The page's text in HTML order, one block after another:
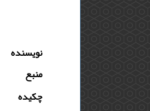
نویسنده
منبع
چکیده